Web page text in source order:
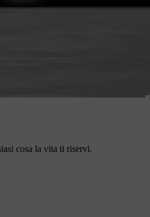
cosa la vita ti riservi.